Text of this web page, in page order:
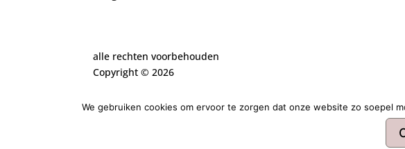
alle rechten voorbehouden
Copyright ©2026
WordPress
We gebruiken cookies om ervoor te zorgen dat onze website zo soepel